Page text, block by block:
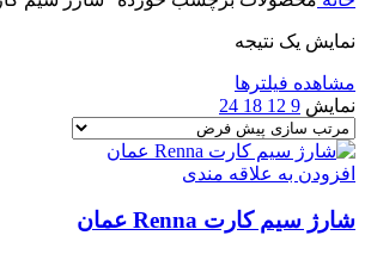
نمایش یک نتیجه
مشاهده فیلترها
نمایش 9
12
18
24
افزودن به علاقه مندی
شارژ سیم کارت Renna عمان